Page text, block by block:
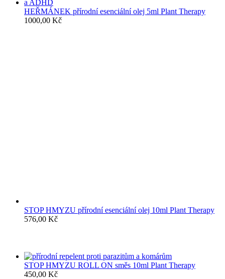
HEŘMÁNEK přírodní esenciální olej 5ml Plant Therapy
1000,00 Kč
STOP HMYZU přírodní esenciální olej 10ml Plant Therapy
576,00 Kč
STOP HMYZU ROLL ON směs 10ml Plant Therapy
450,00 Kč